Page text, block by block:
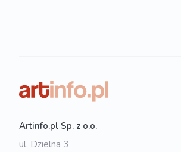
Artinfo.pl Sp. z o.o.
ul. Dzielna 3